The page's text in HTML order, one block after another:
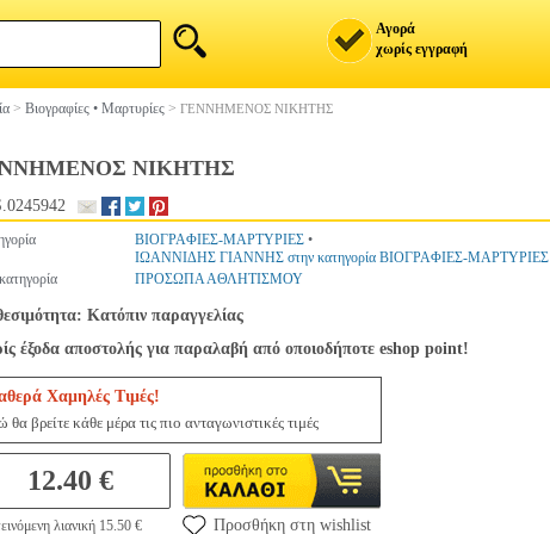
Αγορά
χωρίς εγγραφή
> Βιογραφίες • Μαρτυρίες > ΓΕΝΝΗΜΕΝΟΣ ΝΙΚΗΤΗΣ
ΝΙΚΗΤΗΣ
ΒΙΟΓΡΑΦΙΕΣ-ΜΑΡΤΥΡΙΕΣ •
ΙΩΑΝΝΙΔΗΣ ΓΙΑΝΝΗΣ στην κατηγορία ΒΙΟΓΡΑΦΙΕΣ-ΜΑΡΤΥΡΙΕΣ
ΠΡΟΣΩΠΑ ΑΘΛΗΤΙΣΜΟΥ
Κατόπιν παραγγελίας
έξοδα αποστολής για παραλαβή από οποιοδήποτε eshop point!
Χαμηλές Τιμές!
θα βρείτε κάθε μέρα τις πιο ανταγωνιστικές τιμές
12.40 €
λιανική 15.50 € Προσθήκη στη wishlist